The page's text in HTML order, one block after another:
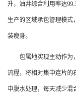
升，油井综合利用率达
生产的区域承包管理模式
装瘦身。
包属地实现主动作为
流程，将相对集中连片的
中脱水处理，每天减少混